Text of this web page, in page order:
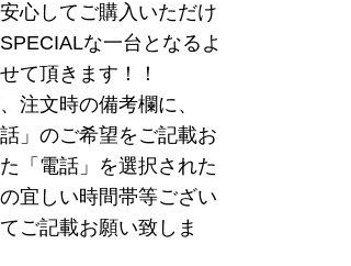
心してご購入いただけ
な一台となるよ
て頂きます！！
注文時の備考欄に、
」のご希望をご記載お
「電話」を選択された
宜しい時間帯等ござい
ご記載お願い致しま